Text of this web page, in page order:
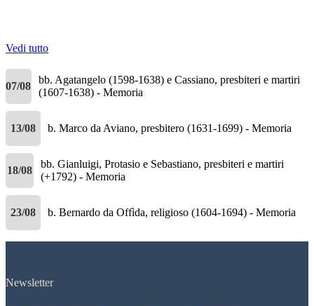
Vedi tutto
07/08
bb. Agatangelo (1598-1638) e Cassiano, presbiteri e martiri
(1607-1638) - Memoria
13/08 b. Marco da Aviano, presbitero (1631-1699) - Memoria
18/08
bb. Gianluigi, Protasio e Sebastiano, presbiteri e martiri
(+1792) - Memoria
23/08 b. Bernardo da Offìda, religioso (1604-1694) - Memoria
Newsletter